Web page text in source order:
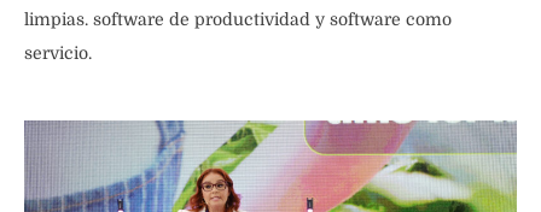
limpias. software de productividad y software como
servicio.